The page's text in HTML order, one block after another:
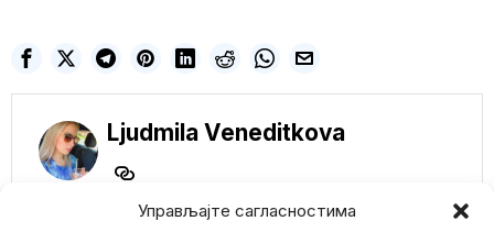
Управљајте сагласностима
Ljudmila Veneditkova